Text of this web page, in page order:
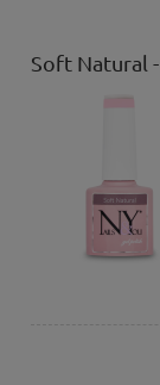
Soft Natural